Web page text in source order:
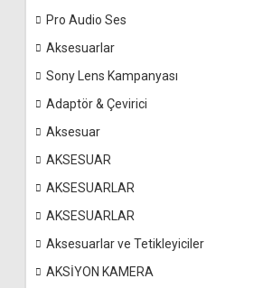
Pro Audio Ses
Aksesuarlar
Sony Lens Kampanyası
Adaptör & Çevirici
Aksesuar
AKSESUAR
AKSESUARLAR
AKSESUARLAR
Aksesuarlar ve Tetikleyiciler
AKSİYON KAMERA